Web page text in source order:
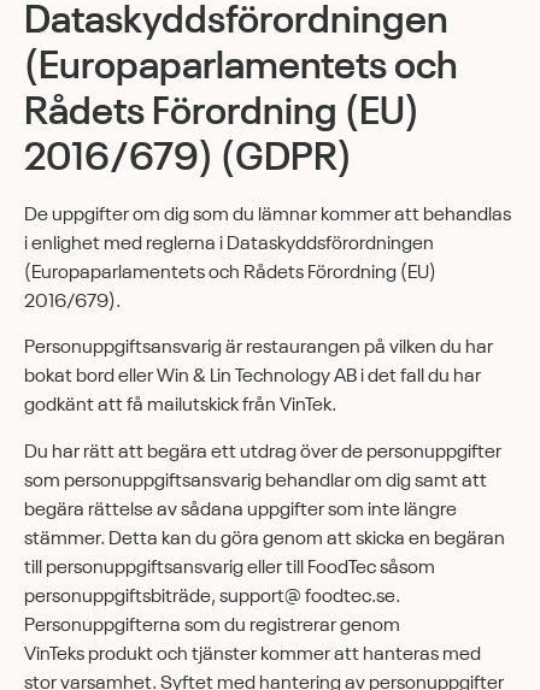
Dataskyddsförordningen
(Europaparlamentets och
Rådets Förordning (EU)
2016/679) (GDPR)
De uppgifter om dig som du lämnar kommer att behandlas
i enlighet med reglerna i Dataskyddsförordningen
(Europaparlamentets och Rådets Förordning (EU)
2016/679).
Personuppgiftsansvarig är restaurangen på vilken du har
bokat bord eller Win & Lin Technology AB i det fall du har
godkänt att få mailutskick från VinTek.
Du har rätt att begära ett utdrag över de personuppgifter
som personuppgiftsansvarig behandlar om dig samt att
begära rättelse av sådana uppgifter som inte längre
stämmer. Detta kan du göra genom att skicka en begäran
till personuppgiftsansvarig eller till FoodTec såsom
personuppgiftsbiträde, support@ foodtec.se.
Personuppgifterna som du registrerar genom
VinTeks produkt och tjänster kommer att hanteras med
stor varsamhet. Syftet med hantering av personuppgifter